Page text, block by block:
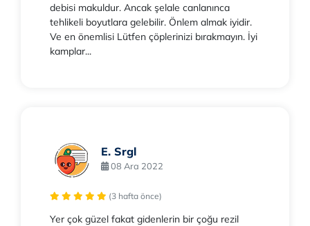
debisi makuldur. Ancak şelale canlanınca
tehlikeli boyutlara gelebilir. Önlem almak iyidir.
Ve en önemlisi Lütfen çöplerinizi bırakmayın. İyi
kamplar...
E. Srgl
08 Ara 2022
(3 hafta önce)
Yer çok güzel fakat gidenlerin bir çoğu rezil